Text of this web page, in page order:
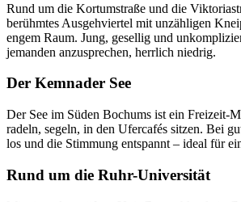
Rund um die Kortumstraße und die
berühmtes Ausgehviertel mit unzähligen
engem Raum. Jung, gesellig und
jemanden anzusprechen, herrlich niedrig.
Der Kemnader See
Der See im Süden Bochums ist ein Freizeit-
radeln, segeln, in den Ufercafés sitzen. Bei
los und die Stimmung entspannt – ideal für
Rund um die Ruhr-Universität